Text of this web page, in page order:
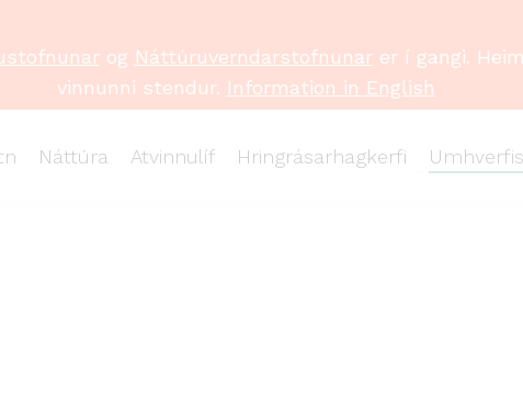
Náttúra Atvinnulíf Hringrásarhagkerfi
og Náttúruverndarstofnunarer í gangi.
vinnunni stendur. Information in English